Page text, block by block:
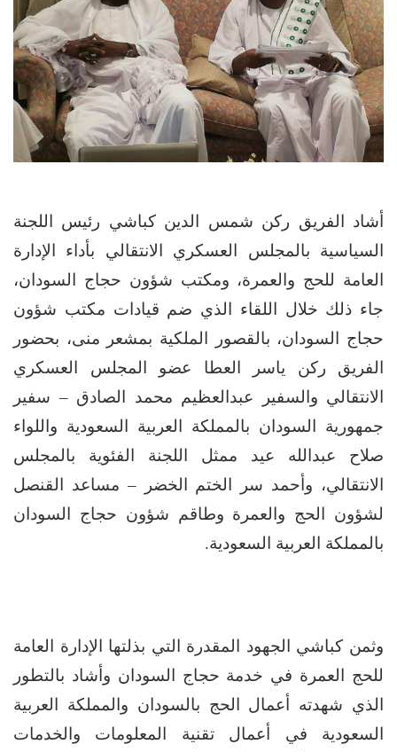
أشاد الفريق ركن شمس الدين كباشي رئيس اللجنة
السياسية بالمجلس العسكري الانتقالي بأداء الإدارة
العامة للحج والعمرة، ومكتب شؤون حجاج السودان،
جاء ذلك خلال اللقاء الذي ضم قيادات مكتب شؤون
حجاج السودان، بالقصور الملكية بمشعر منى، بحضور
الفريق ركن ياسر العطا عضو المجلس العسكري
الانتقالي والسفير عبدالعظيم محمد الصادق – سفير
جمهورية السودان بالمملكة العربية السعودية واللواء
صلاح عبدالله عيد ممثل اللجنة الفئوية بالمجلس
الانتقالي، وأحمد سر الختم الخضر – مساعد القنصل
لشؤون الحج والعمرة وطاقم شؤون حجاج السودان
بالمملكة العربية السعودية.
وثمن كباشي الجهود المقدرة التي بذلتها الإدارة العامة
للحج العمرة في خدمة حجاج السودان وأشاد بالتطور
الذي شهدته أعمال الحج بالسودان والمملكة العربية
السعودية في أعمال تقنية المعلومات والخدمات